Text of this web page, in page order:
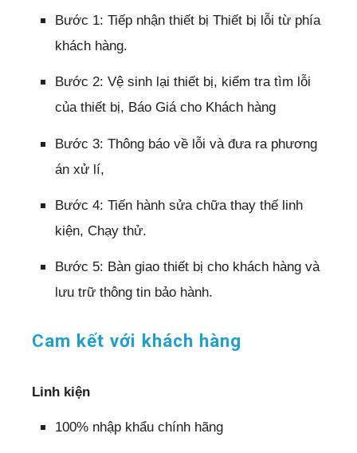
Bước 1: Tiếp nhận thiết bị Thiết bị lỗi từ phía
khách hàng.
Bước 2: Vệ sinh lại thiết bị, kiểm tra tìm lỗi
của thiết bị, Báo Giá cho Khách hàng
Bước 3: Thông báo về lỗi và đưa ra phương
án xử lí,
Bước 4: Tiến hành sửa chữa thay thế linh
kiện, Chạy thử.
Bước 5: Bàn giao thiết bị cho khách hàng và
lưu trữ thông tin bảo hành.
Cam kết với khách hàng
Linh kiện
100% nhập khẩu chính hãng